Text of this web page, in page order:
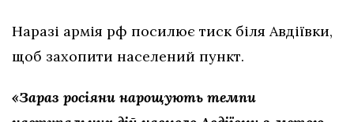
Наразі армія рф посилює тиск біля Авдіївки,
щоб захопити населений пункт.
«Зараз росіяни нарощують темпи